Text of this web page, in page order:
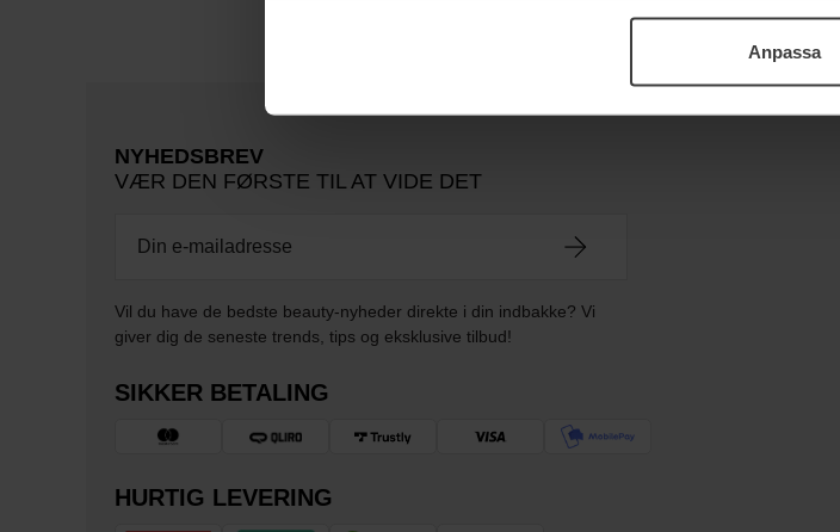
Anpassa
NYHEDSBREV
VÆR DEN FØRSTE TIL AT VIDE DET
Vil du have de bedste beauty-nyheder direkte i din indbakke? Vi
giver dig de seneste trends, tips og eksklusive tilbud!
SIKKER BETALING
HURTIG LEVERING